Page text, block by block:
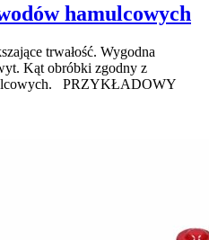
hamulcowych
trwałość. Wygodna
Kąt obróbki zgodny z
PRZYKŁADOWY